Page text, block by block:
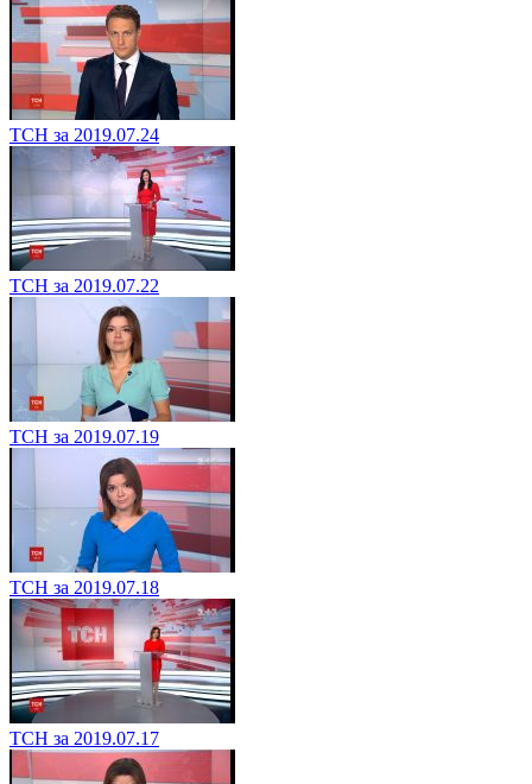
ТСН за 2019.07.24
ТСН за 2019.07.22
ТСН за 2019.07.19
ТСН за 2019.07.18
ТСН за 2019.07.17